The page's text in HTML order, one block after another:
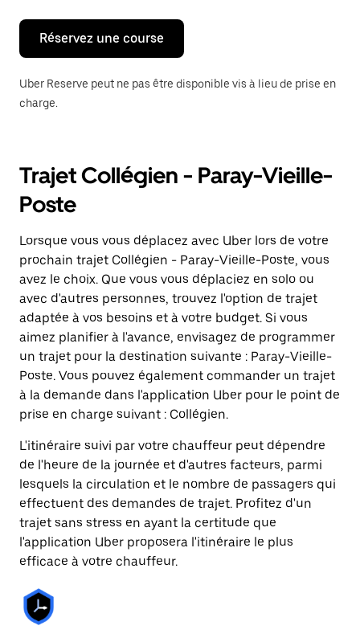
Échap
pour
fermer
calendrier.
Réservez une course
Uber Reserve peut ne pas être disponible vis à lieu de prise en
charge.
Trajet Collégien - Paray-Vieille-
Poste
Lorsque vous vous déplacez avec Uber lors de votre
prochain trajet Collégien - Paray-Vieille-Poste, vous
avez le choix. Que vous vous déplaciez en solo ou
avec d'autres personnes, trouvez l'option de trajet
adaptée à vos besoins et à votre budget. Si vous
aimez planifier à l'avance, envisagez de programmer
un trajet pour la destination suivante : Paray-Vieille-
Poste. Vous pouvez également commander un trajet
à la demande dans l'application Uber pour le point de
prise en charge suivant : Collégien.
L'itinéraire suivi par votre chauffeur peut dépendre
de l'heure de la journée et d'autres facteurs, parmi
lesquels la circulation et le nombre de passagers qui
effectuent des demandes de trajet. Profitez d'un
trajet sans stress en ayant la certitude que
l'application Uber proposera l'itinéraire le plus
efficace à votre chauffeur.